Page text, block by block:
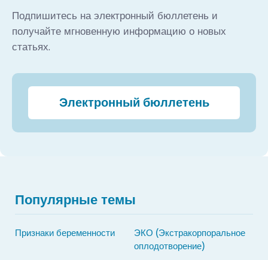
Подпишитесь на электронный бюллетень и
получайте мгновенную информацию о новых
статьях.
Электронный бюллетень
Популярные темы
Признаки беременности
ЭКО (Экстракорпоральное
оплодотворение)